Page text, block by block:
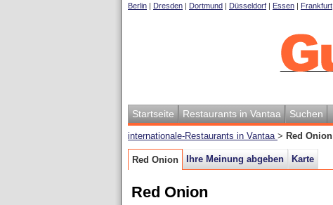
Berlin | Dresden | Dortmund | Düsseldorf | Essen | Frankfurt
Startseite Restaurants in Vantaa Suchen
internationale-Restaurants in Vantaa > Red Onion
Red Onion Ihre Meinung abgeben Karte
Red Onion